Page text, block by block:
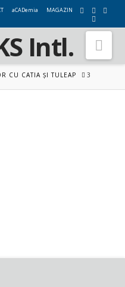
aCADemia MAGAZIN
CU CATIA ȘI TULEAP 3